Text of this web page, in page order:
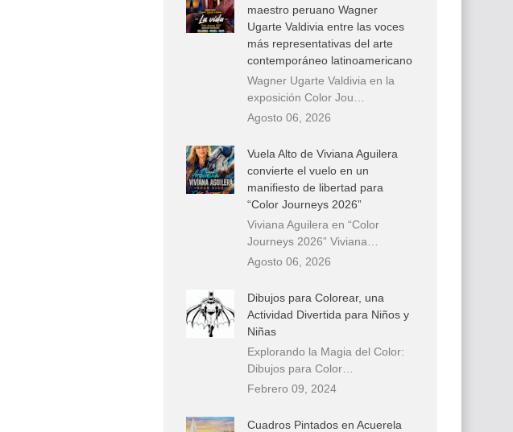
maestro peruano Wagner
Ugarte Valdivia entre las voces
más representativas del arte
contemporáneo latinoamericano
Wagner Ugarte Valdivia en la
exposición Color Jou…
Agosto 06, 2026
Vuela Alto de Viviana Aguilera
convierte el vuelo en un
manifiesto de libertad para
“Color Journeys 2026”
Viviana Aguilera en “Color
Journeys 2026” Viviana…
Agosto 06, 2026
Dibujos para Colorear, una
Actividad Divertida para Niños y
Niñas
Explorando la Magia del Color:
Dibujos para Color…
Febrero 09, 2024
Cuadros Pintados en Acuerela